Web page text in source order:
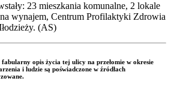
23 mieszkania komunalne, 2 lokale
na wynajem, Centrum Profilaktyki Zdrowia
(AS)
fabularny opis życia tej ulicy na przełomie w okresie
i ludzie są poświadczone w źródłach